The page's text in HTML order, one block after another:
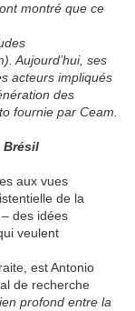
montré que ce
Aujourd’hui, ses
acteurs impliqués
des
fournie par Ceam.
Brésil
aux vues
de la
des idées
veulent
est Antonio
de recherche
profond entre la